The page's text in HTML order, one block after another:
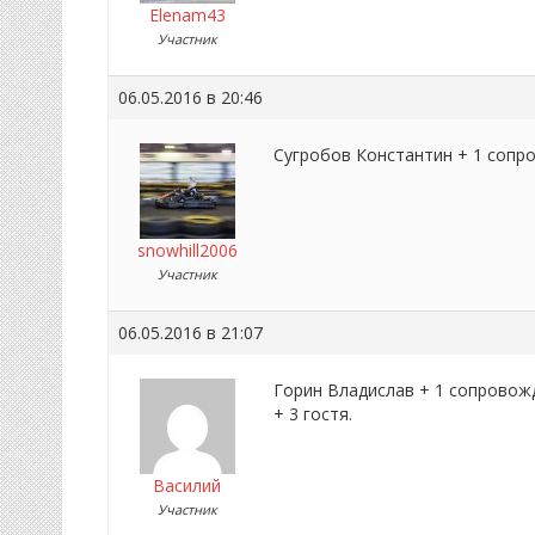
Elenam43
Участник
06.05.2016 в 20:46
snowhill2006
Участник
Сугробов Константин + 1
06.05.2016 в 21:07
Василий
Участник
Горин Владислав + 1
+ 3 гостя.